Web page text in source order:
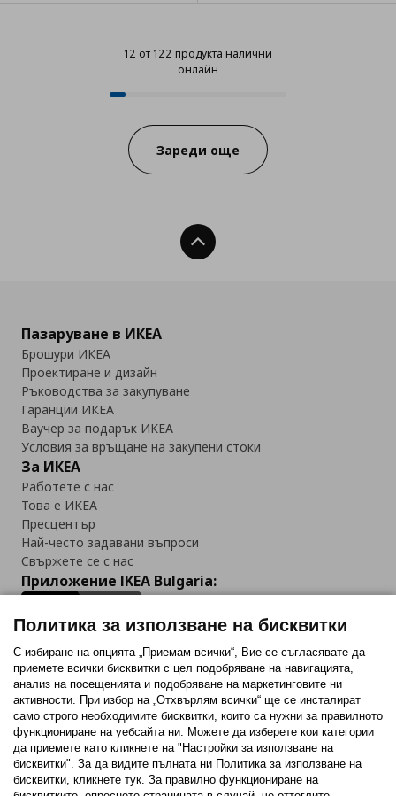
12 от 122 продукта налични
онлайн
12 от 122 продукта налични
Progress:
Зареди още
Нагоре
Пазаруване в ИКЕА
Брошури ИКЕА
Проектиране и дизайн
Ръководства за закупуване
Гаранции ИКЕА
Ваучер за подарък ИКЕА
Условия за връщане на закупени стоки
За ИКЕА
Работете с нас
Това е ИКЕА
Пресцентър
Най-често задавани въпроси
Свържете се с нас
Приложение IKEA Bulgaria:
Последвайте ни:
FacebookTwitterYoutubePinterestInstagram
Политика за използване на бисквитки
С избиране на опцията „Приемам всички“, Вие се съгласявате да
приемете всички бисквитки с цел подобряване на навигацията,
анализ на посещенията и подобряване на маркетинговите ни
активности. При избор на „Отхвърлям всички“ ще се инсталират
само строго необходимитe бисквитки, които са нужни за правилното
функциониране на уебсайта ни. Можете да изберете кои категории
да приемете като кликнете на "Настройки за използване на
бисквитки". За да видите пълната ни Политика за използване на
бисквитки, кликнете тук. За правилно функциониране на